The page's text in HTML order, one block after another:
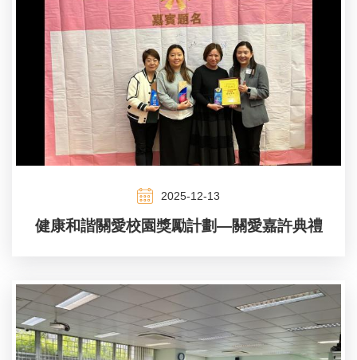
2025-12-13
健康和諧關愛校園獎勵計劃—關愛嘉許典禮